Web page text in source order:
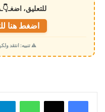
م
ي
للتعليق،
اضغط هنا
⚠️ تنبيه: انتقد
واتساب